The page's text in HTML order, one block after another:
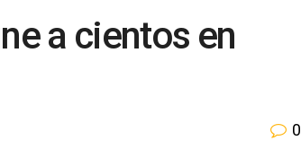
a cientos en
0